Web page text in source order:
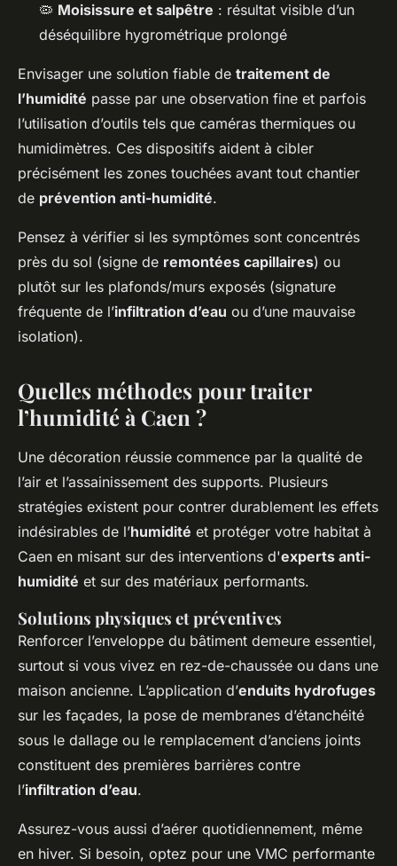
🦠 Moisissure et salpêtre : résultat visible d’un
déséquilibre hygrométrique prolongé
Envisager une solution fiable de traitement de
l’humidité passe par une observation fine et parfois
l’utilisation d’outils tels que caméras thermiques ou
humidimètres. Ces dispositifs aident à cibler
précisément les zones touchées avant tout chantier
de prévention anti-humidité.
Pensez à vérifier si les symptômes sont concentrés
près du sol (signe de remontées capillaires) ou
plutôt sur les plafonds/murs exposés (signature
fréquente de l’infiltration d’eau ou d’une mauvaise
isolation).
Quelles méthodes pour traiter
l’humidité à Caen ?
Une décoration réussie commence par la qualité de
l’air et l’assainissement des supports. Plusieurs
stratégies existent pour contrer durablement les effets
indésirables de l’humidité et protéger votre habitat à
Caen en misant sur des interventions d'experts anti-
humidité et sur des matériaux performants.
Solutions physiques et préventives
Renforcer l’enveloppe du bâtiment demeure essentiel,
surtout si vous vivez en rez-de-chaussée ou dans une
maison ancienne. L’application d’enduits hydrofuges
sur les façades, la pose de membranes d’étanchéité
sous le dallage ou le remplacement d’anciens joints
constituent des premières barrières contre
l’infiltration d’eau.
Assurez-vous aussi d’aérer quotidiennement, même
en hiver. Si besoin, optez pour une VMC performante